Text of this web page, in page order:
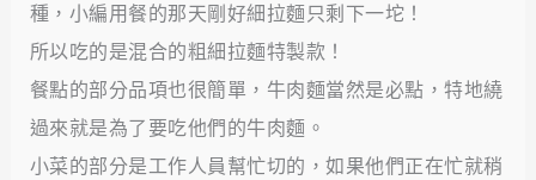
種，小編用餐的那天剛好細拉麵只剩下一坨！
所以吃的是混合的粗細拉麵特製款！
餐點的部分品項也很簡單，牛肉麵當然是必點，特地繞
過來就是為了要吃他們的牛肉麵。
小菜的部分是工作人員幫忙切的，如果他們正在忙就稍